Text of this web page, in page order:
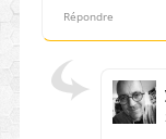
Répondre